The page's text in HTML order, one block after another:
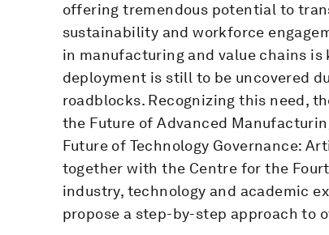
offering tremendous potential to
sustainability and workforce
in manufacturing and value chains
deployment is still to be uncovered
roadblocks. Recognizing this need,
the Future of Advanced
Future of Technology Governance:
together with the Centre for the
industry, technology and academic
propose a step-by-step approach to